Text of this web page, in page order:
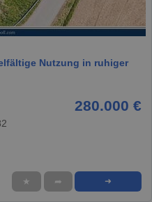
1 / 16
Nutzung in ruhiger
280.000 €
★ ➦ ➜